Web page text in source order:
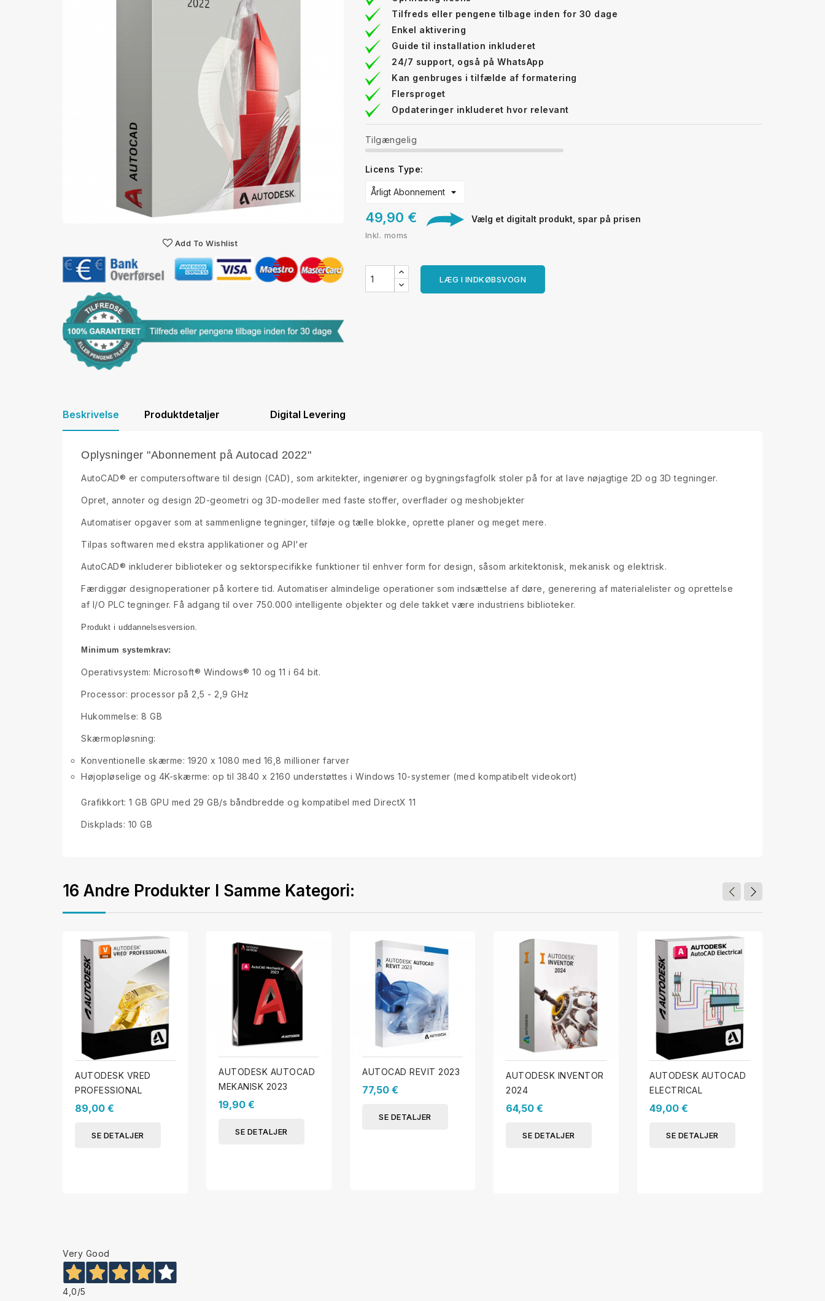
Add To Wishlist
Tilfreds eller pengene tilbage inden for 30 dage
Enkel aktivering
Guide til installation inkluderet
24/7 support, også på WhatsApp
Kan genbruges i tilfælde af formatering
Flersproget
Opdateringer inkluderet hvor relevant
Tilgængelig
Licens Type:
49,90 € Vælg et digitalt produkt, spar på prisen
Inkl. moms
LÆG I INDKØBSVOGN
Beskrivelse Produktdetaljer Digital Levering
Oplysninger "Abonnement på Autocad 2022"
AutoCAD® er computersoftware til design (CAD), som arkitekter, ingeniører og bygningsfagfolk stoler på for at lave nøjagtige 2D og 3D tegninger.
Opret, annoter og design 2D-geometri og 3D-modeller med faste stoffer, overflader og meshobjekter
Automatiser opgaver som at sammenligne tegninger, tilføje og tælle blokke, oprette planer og meget mere.
Tilpas softwaren med ekstra applikationer og API'er
AutoCAD® inkluderer biblioteker og sektorspecifikke funktioner til enhver form for design, såsom arkitektonisk, mekanisk og elektrisk.
Færdiggør designoperationer på kortere tid. Automatiser almindelige operationer som indsættelse af døre, generering af materialelister og oprettelse
af I/O PLC tegninger. Få adgang til over 750.000 intelligente objekter og dele takket være industriens biblioteker.
Produkt i uddannelsesversion.
Minimum systemkrav:
Operativsystem: Microsoft® Windows® 10 og 11 i 64 bit.
Processor: processor på 2,5 - 2,9 GHz
Hukommelse: 8 GB
Skærmopløsning:
Konventionelle skærme: 1920 x 1080 med 16,8 millioner farver
Højopløselige og 4K-skærme: op til 3840 x 2160 understøttes i Windows 10-systemer (med kompatibelt videokort)
Grafikkort: 1 GB GPU med 29 GB/s båndbredde og kompatibel med DirectX 11
Diskplads: 10 GB
16 Andre Produkter I Samme Kategori:
AUTODESK VRED
PROFESSIONAL
89,00 €
SE DETALJER
AUTODESK AUTOCAD
MEKANISK 2023
19,90 €
SE DETALJER
AUTOCAD REVIT 2023
77,50 €
SE DETALJER
AUTODESK INVENTOR
2024
64,50 €
SE DETALJER
AUTODESK AUTOCAD
ELECTRICAL
49,00 €
SE DETALJER
Very Good
4,0/5